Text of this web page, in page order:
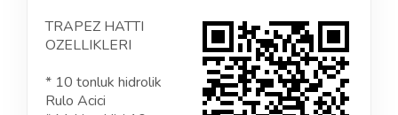
TRAPEZ HATTI
OZELLIKLERI
* 10 tonluk hidrolik
Rulo Acici